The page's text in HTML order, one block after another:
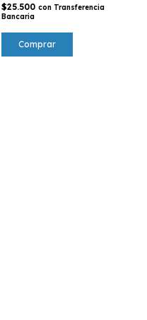
$25.500 con Transferencia
Bancaria